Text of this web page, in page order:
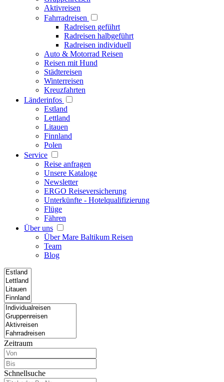
Aktivreisen
Fahrradreisen
Radreisen geführt
Radreisen halbgeführt
Radreisen individuell
Auto & Motorrad Reisen
Reisen mit Hund
Städtereisen
Winterreisen
Kreuzfahrten
Länderinfos
Estland
Lettland
Litauen
Finnland
Polen
Service
Reise anfragen
Unsere Kataloge
Newsletter
ERGO Reiseversicherung
Unterkünfte - Hotelqualifizierung
Flüge
Fähren
Über uns
Über Mare Baltikum Reisen
Team
Blog
Zeitraum
Schnellsuche